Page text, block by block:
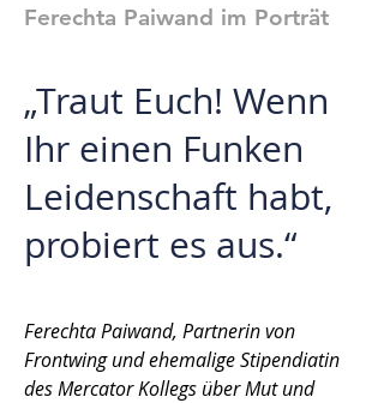
Ferechta Paiwand im Porträt
„Traut Euch! Wenn
Ihr einen Funken
Leidenschaft habt,
probiert es aus.“
Ferechta Paiwand, Partnerin von
Frontwing und ehemalige Stipendiatin
des Mercator Kollegs über Mut und